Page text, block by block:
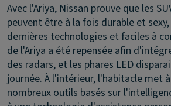
Avec l'Ariya, Nissan prouve que les
peuvent être à la fois durable et
dernières technologies et faciles à
de l'Ariya a été repensée afin
des radars, et les phares LED
journée. À l'intérieur, l'habitacle met
nombreux outils basés sur